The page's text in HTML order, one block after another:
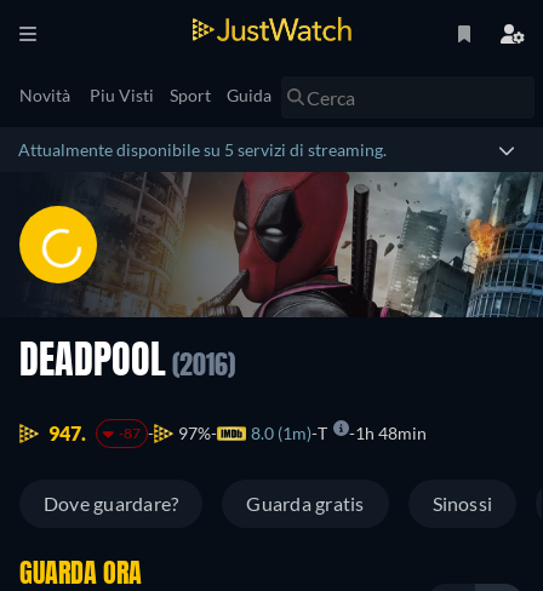
Novità Piu Visti Sport Guida
Attualmente disponibile su 5 servizi di streaming.
DEADPOOL (2016)
947. -87 97% 8.0 (1m) T 1h 48min
Dove guardare? Guarda gratis Sinossi
GUARDA ORA